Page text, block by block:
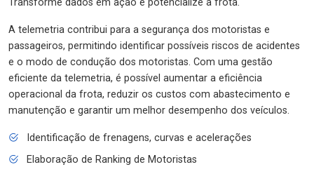
Transforme dados em ação e potencialize a frota.
A telemetria contribui para a segurança dos motoristas e
passageiros, permitindo identificar possíveis riscos de acidentes
e o modo de condução dos motoristas. Com uma gestão
eficiente da telemetria, é possível aumentar a eficiência
operacional da frota, reduzir os custos com abastecimento e
manutenção e garantir um melhor desempenho dos veículos.
Identificação de frenagens, curvas e acelerações
Elaboração de Ranking de Motoristas